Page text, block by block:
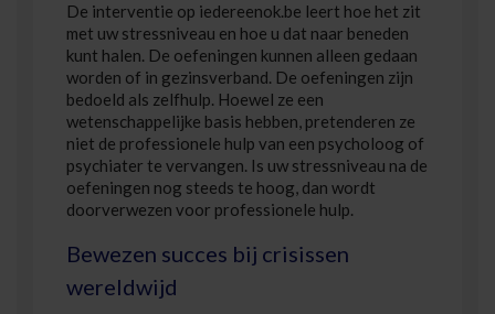
De interventie op iedereenok.be leert hoe het zit
met uw stressniveau en hoe u dat naar beneden
kunt halen. De oefeningen kunnen alleen gedaan
worden of in gezinsverband. De oefeningen zijn
bedoeld als zelfhulp. Hoewel ze een
wetenschappelijke basis hebben, pretenderen ze
niet de professionele hulp van een psycholoog of
psychiater te vervangen. Is uw stressniveau na de
oefeningen nog steeds te hoog, dan wordt
doorverwezen voor professionele hulp.
Bewezen succes bij crisissen
wereldwijd